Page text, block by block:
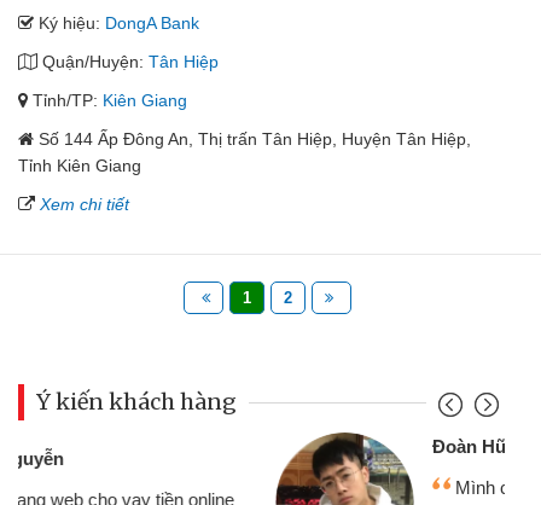
Ký hiệu: DongA Bank
Quận/Huyện: Tân Hiệp
Tỉnh/TP: Kiên Giang
Số 144 Ấp Đông An, Thị trấn Tân Hiệp, Huyện Tân Hiệp,
Tỉnh Kiên Giang
Xem chi tiết
1 2
Ý kiến khách hàng
Đoàn Hữu Cảnh
Mình cần tiền gấp nên định cầm cố